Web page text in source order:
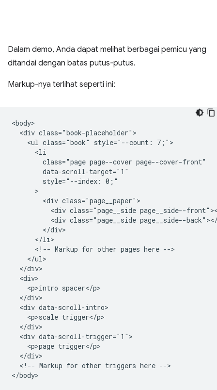
Dalam demo, Anda dapat melihat berbagai pemicu yang
ditandai dengan batas putus-putus.
Markup-nya terlihat seperti ini:
<body>
  <div class="book-placeholder">
    <ul class="book" style="--count: 7;">
      <li
        class="page page--cover page--cover-front"
        data-scroll-target="1"
        style="--index: 0;"
      >
        <div class="page__paper">
<div class="page__side page__side--
<div class="page__side page__side--
        </div>
      </li>
      <!-- Markup for other pages here -->
    </ul>
  </div>
  <div>
    <p>intro spacer</p>
  </div>
  <div data-scroll-intro>
    <p>scale trigger</p>
  </div>
  <div data-scroll-trigger="1">
    <p>page trigger</p>
  </div>
  <!-- Markup for other triggers here -->